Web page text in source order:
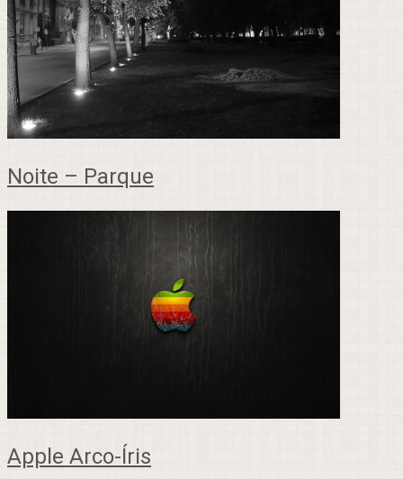
Noite – Parque
Apple Arco-Íris